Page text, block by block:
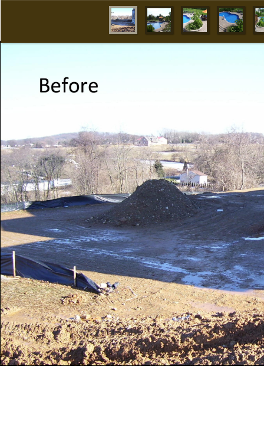
1 2 3 4